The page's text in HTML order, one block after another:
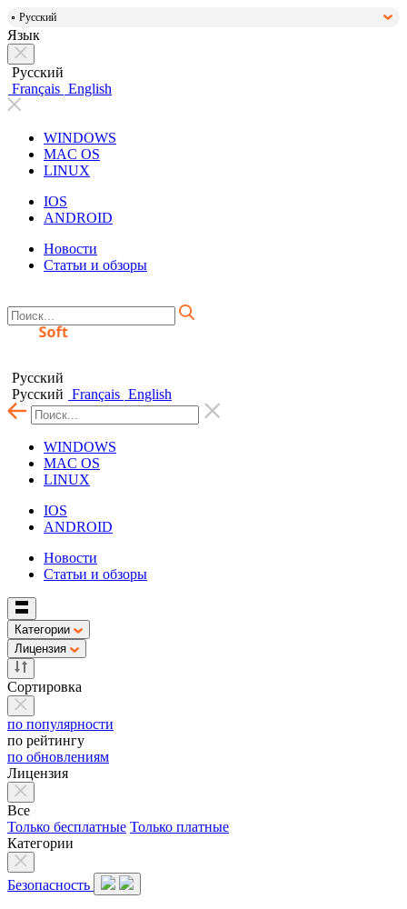
Русский
Язык
Русский
Français English
WINDOWS
MAC OS
LINUX
IOS
ANDROID
Новости
Статьи и обзоры
Русский
Русский Français English
WINDOWS
MAC OS
LINUX
IOS
ANDROID
Новости
Статьи и обзоры
Категории
Лицензия
Сортировка
по популярности
по рейтингу
по обновлениям
Лицензия
Все
Только бесплатные Только платные
Категории
Безопасность